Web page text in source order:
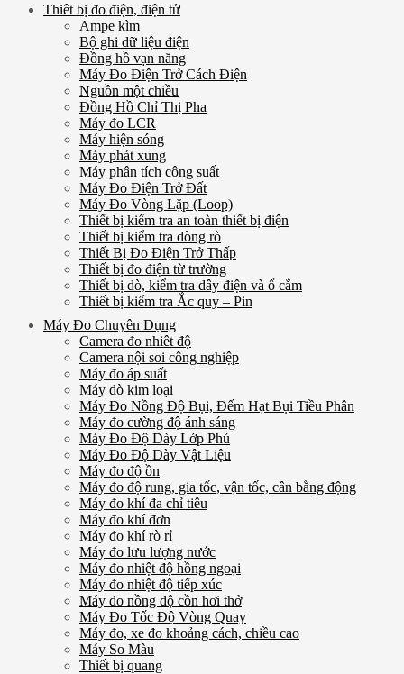
Thiêt bị đo điện, điện tử
Ampe kìm
Bộ ghi dữ liệu điện
Đồng hồ vạn năng
Máy Đo Điện Trở Cách Điện
Nguồn một chiều
Đồng Hồ Chỉ Thị Pha
Máy đo LCR
Máy hiện sóng
Máy phát xung
Máy phân tích công suất
Máy Đo Điện Trở Đất
Máy Đo Vòng Lặp (Loop)
Thiết bị kiểm tra an toàn thiết bị điện
Thiết bị kiểm tra dòng rò
Thiết Bị Đo Điện Trở Thấp
Thiết bị đo điện từ trường
Thiết bị dò, kiểm tra dây điện và ổ cắm
Thiết bị kiểm tra Ắc quy – Pin
Máy Đo Chuyên Dụng
Camera đo nhiêt độ
Camera nội soi công nghiệp
Máy đo áp suất
Máy dò kim loại
Máy Đo Nồng Độ Bụi, Đếm Hạt Bụi Tiều Phân
Máy đo cường độ ánh sáng
Máy Đo Độ Dày Lớp Phủ
Máy Đo Độ Dày Vật Liệu
Máy đo độ ồn
Máy đo độ rung, gia tốc, vận tốc, cân bằng động
Máy đo khí đa chỉ tiêu
Máy đo khí đơn
Máy đo khí rò rỉ
Máy đo lưu lượng nước
Máy đo nhiệt độ hồng ngoại
Máy đo nhiệt độ tiếp xúc
Máy đo nồng độ cồn hơi thở
Máy Đo Tốc Độ Vòng Quay
Máy đo, xe đo khoảng cách, chiều cao
Máy So Màu
Thiết bị quang